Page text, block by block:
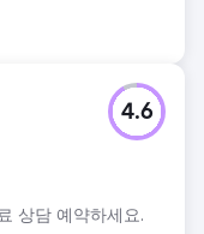
상담 예약하세요.
4.6